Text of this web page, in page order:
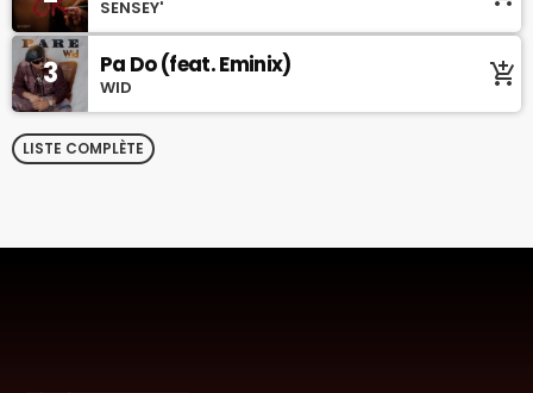
SENSEY'
3 Pa Do (feat. Eminix)
WID add_shopping_cart
LISTE COMPLÈTE